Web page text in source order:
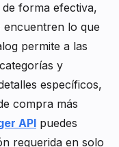
forma efectiva,
encuentren lo que
permite a las
y
específicos,
compra más
API puedes
requerida en solo